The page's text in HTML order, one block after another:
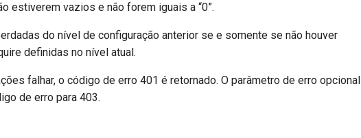
estiverem vazios e não forem iguais a “0”.
do nível de configuração anterior se e somente se não houver
definidas no nível atual.
falhar, o código de erro 401 é retornado. O parâmetro de erro opcional
de erro para 403.